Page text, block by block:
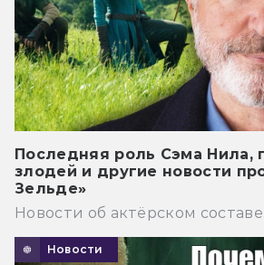
Последняя роль Сэма Нила,
злодей и другие новости
Зельде»
Новости об актёрском составе.
Новости